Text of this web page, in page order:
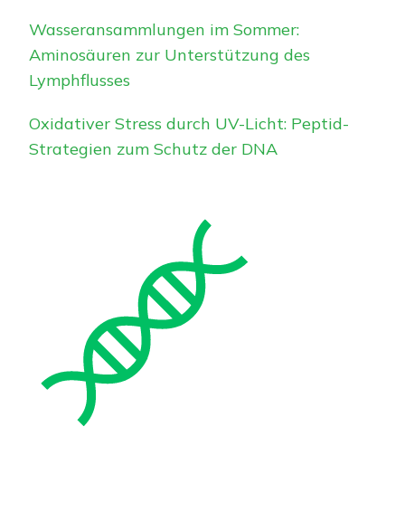
Wasseransammlungen im Sommer:
Aminosäuren zur Unterstützung des
Lymphflusses
Oxidativer Stress durch UV-Licht: Peptid-
Strategien zum Schutz der DNA